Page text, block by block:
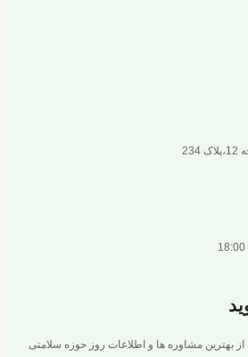
از بهترین مشاوره ها و اطلاعات روز حوزه سلامتی